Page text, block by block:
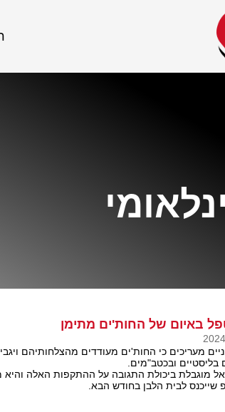
באיום של החות'ים מתימן
מעריכים כי החות'ים מעודדים מהצלחותיהם
בליסטיים ובכטב"מים.
מוגבלת ביכולת התגובה על ההתקפות האלה והיא
שייכנס לבית הלבן בחודש הבא.